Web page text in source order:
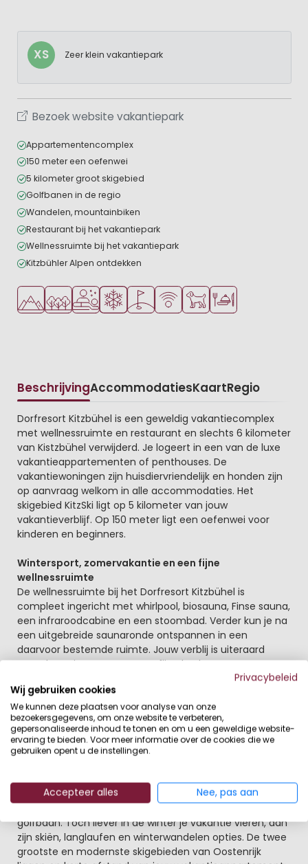
XS Zeer klein vakantiepark
Bezoek website vakantiepark
Appartementencomplex
150 meter een oefenwei
5 kilometer groot skigebied
Golfbanen in de regio
Wandelen, mountainbiken
Restaurant bij het vakantiepark
Wellnessruimte bij het vakantiepark
Kitzbühler Alpen ontdekken
Ligt in de heuvels/bergen
Ligt in een bosrijke omgeving
Wellnessfaciliteiten
Wintervakantie
Golfbaan in de buurt
WiFi beschikbaar
Huisdieren toegestaan
Restaurant of
BeschrijvingAccommodatiesKaartRegio
Beschrijving
Dorfresort Kitzbühel is een geweldig vakantiecomplex
met wellnessruimte en restaurant en slechts 6 kilometer
van Kistzbühel verwijderd. Je logeert in een van de luxe
vakantieappartementen of penthouses. De
vakantiewoningen zijn huisdiervriendelijk en honden zijn
op aanvraag welkom in alle accommodaties. Het
skigebied KitzSki ligt op 5 kilometer van jouw
vakantieverblijf. Op 150 meter ligt een oefenwei voor
kinderen en beginners.
Wintersport, zomervakantie en een fijne
wellnessruimte
De wellnessruimte bij het Dorfresort Kitzbühel is
compleet ingericht met whirlpool, biosauna, Finse sauna,
een infraroodcabine en een stoombad. Verder kun je na
een uitgebreide saunaronde ontspannen in een
daarvoor bestemde ruimte. Jouw verblij is uiteraard
compleet uitgerust met een fijne keuken, maar voor wat
meer gemak kun je natuurlijk lekker uit eten in het
restaurant Reitherwirt. Geniet hier van de culinaire
hoogstandjes en geniet van de wildspecialiteiten en de
verse forel uit eigen forelvijver.
Lekker actief je vakantie vieren zowel 's zomers als 's
Ben jij een liefhebber van wandelen en fietsen, dan is
deze regio in het voorjaar en zomer geweldig om te
golfbaan. Toch liever In de winter je vakantie vieren, dan
zijn skiën, langlaufen en winterwandelen opties. De twee
grootste en modernste skigebieden van Oostenrijk
Privacybeleid
Wij gebruiken cookies
We kunnen deze plaatsen voor analyse van onze
bezoekersgegevens, om onze website te verbeteren,
gepersonaliseerde inhoud te tonen en om u een geweldige website-
ervaring te bieden. Voor meer informatie over de cookies die we
gebruiken opent u de instellingen.
Accepteer alles Nee, pas aan